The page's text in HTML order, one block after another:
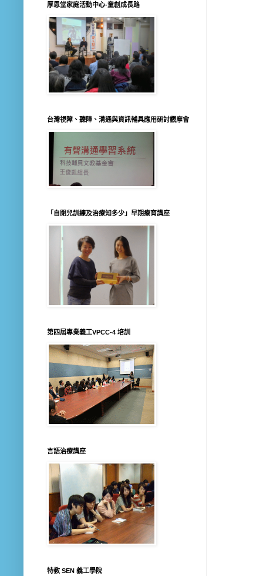
厚恩堂家庭活動中心-童創成長路
台灣視障、聽障、溝通與資訊輔具應用研討觀摩會
「自閉兒訓練及治療知多少」早期療育講座
第四屆專業義工VPCC-4 培訓
言語治療講座
特教 SEN 義工學院